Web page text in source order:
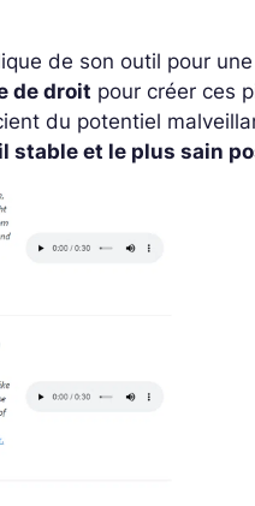
de son outil pour
de droit pour créer ces
du potentiel
stable et le plus sain